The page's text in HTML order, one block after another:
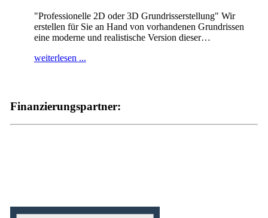
"Professionelle 2D oder 3D Grundrisserstellung" Wir
erstellen für Sie an Hand von vorhandenen Grundrissen
eine moderne und realistische Version dieser…
weiterlesen ...
Finanzierungspartner: